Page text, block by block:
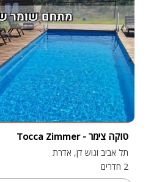
טוקה צימר - Tocca Zimmer
תל אביב וגוש דן, אדרת
2 חדרים